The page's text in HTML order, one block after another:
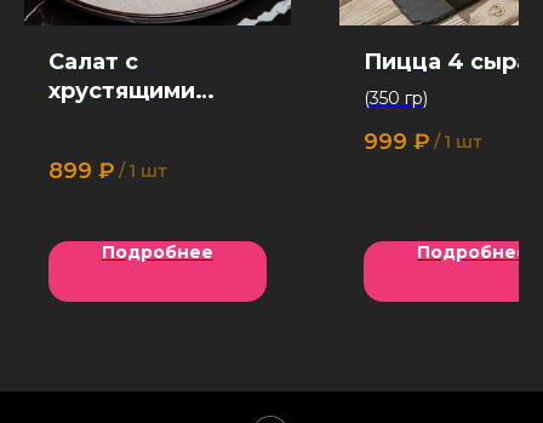
Салат с
хрустящими
899 ₽ / 1 шт
Подробнее
Пицца 4 сыра
(350 гр)
999 ₽ / 1 шт
Подробнее